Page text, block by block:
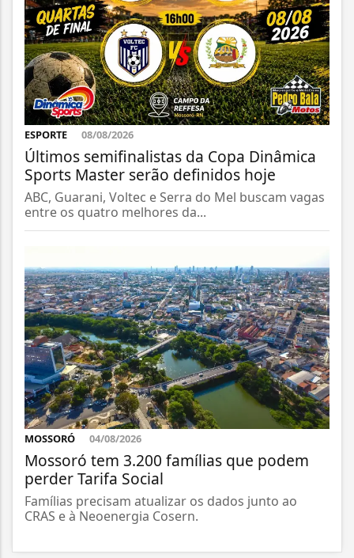
ESPORTE 08/08/2026
Últimos semifinalistas da Copa Dinâmica
Sports Master serão definidos hoje
ABC, Guarani, Voltec e Serra do Mel buscam vagas
entre os quatro melhores da...
MOSSORÓ 04/08/2026
Mossoró tem 3.200 famílias que podem
perder Tarifa Social
Famílias precisam atualizar os dados junto ao
CRAS e à Neoenergia Cosern.